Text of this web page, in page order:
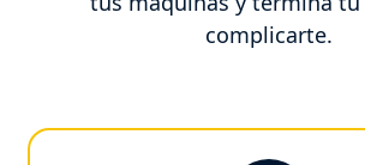
complicarte.